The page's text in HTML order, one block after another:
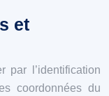
et
par l’identification
coordonnées du